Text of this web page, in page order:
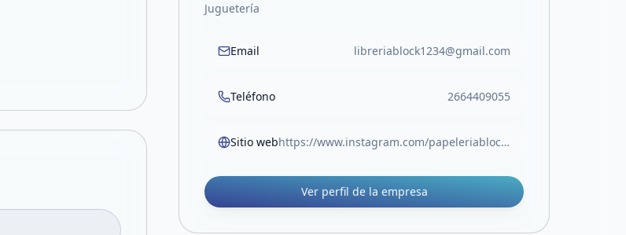
Juguetería
Email libreriablock1234@gmail.com
Teléfono 2664409055
Sitio web https://www.instagram.com/papeleriablock.sl?igsh=MW05Z3RocjUwOTlvOA%3D%3D
Ver perfil de la empresa